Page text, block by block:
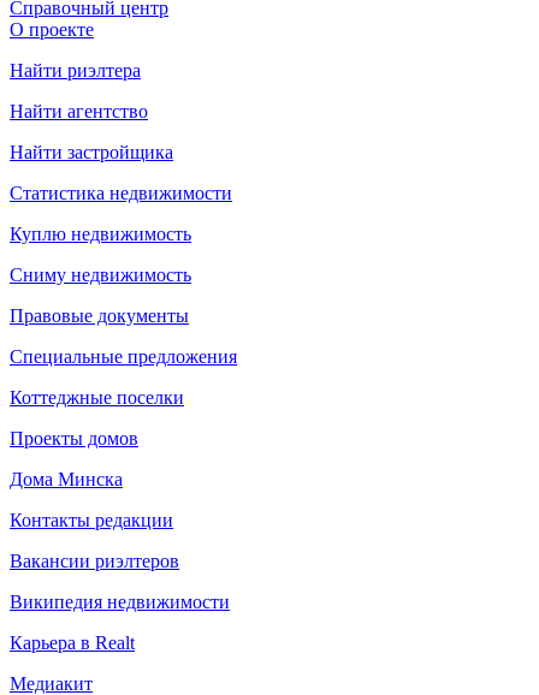
Справочный центр
О проекте
Найти риэлтера
Найти агентство
Найти застройщика
Статистика недвижимости
Куплю недвижимость
Сниму недвижимость
Правовые документы
Специальные предложения
Коттеджные поселки
Проекты домов
Дома Минска
Контакты редакции
Вакансии риэлтеров
Википедия недвижимости
Карьера в Realt
Медиакит